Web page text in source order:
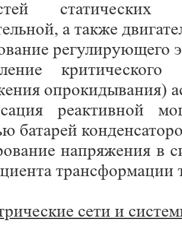
статических
а также
регулирующего
критического
опрокидывания)
реактивной
батарей
напряжения в
трансформации
сети и